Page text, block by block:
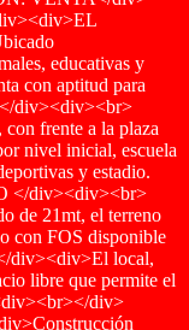
educativas y
con aptitud para
div><div><br>
frente a la plaza
nivel inicial, escuela
y estadio.
</div><div><br>
de 21mt, el terreno
con FOS disponible
div><div>El local,
libre que permite el
div>